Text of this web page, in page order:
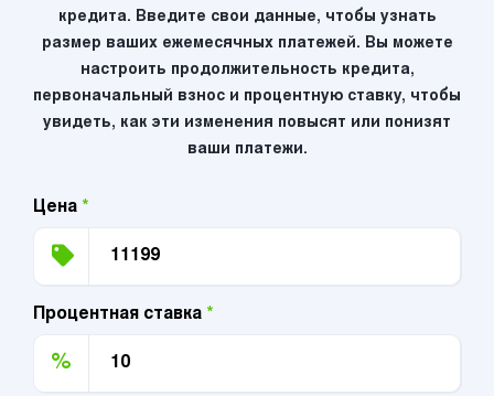
кредита. Введите свои данные, чтобы узнать
размер ваших ежемесячных платежей. Вы можете
настроить продолжительность кредита,
первоначальный взнос и процентную ставку, чтобы
увидеть, как эти изменения повысят или понизят
ваши платежи.
Цена *
Процентная ставка *
%